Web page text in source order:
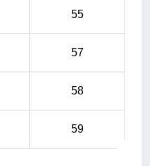
55
57
58
59